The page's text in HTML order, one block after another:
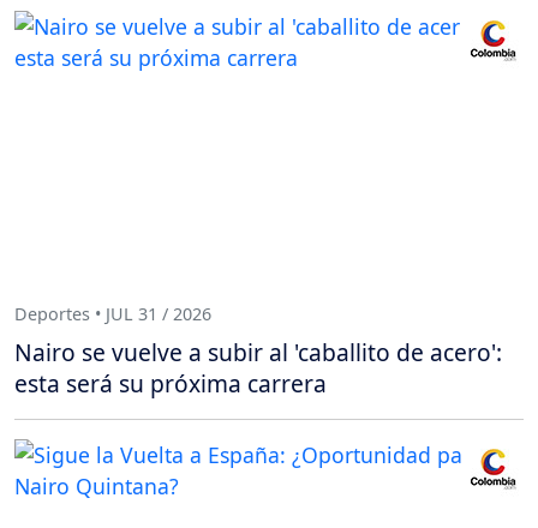
Deportes • JUL 31 / 2026
Nairo se vuelve a subir al 'caballito de acero':
esta será su próxima carrera